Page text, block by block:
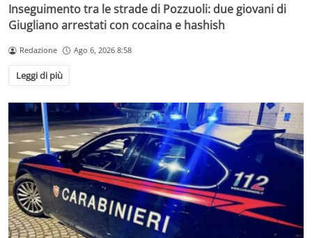
Inseguimento tra le strade di Pozzuoli: due giovani di
Giugliano arrestati con cocaina e hashish
Redazione Ago 6, 2026 8:58
Leggi di più